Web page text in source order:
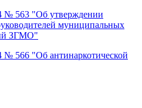
№ 563 "Об утверждении
муниципальных
ЗГМО"
№ 566 "Об антинаркотической